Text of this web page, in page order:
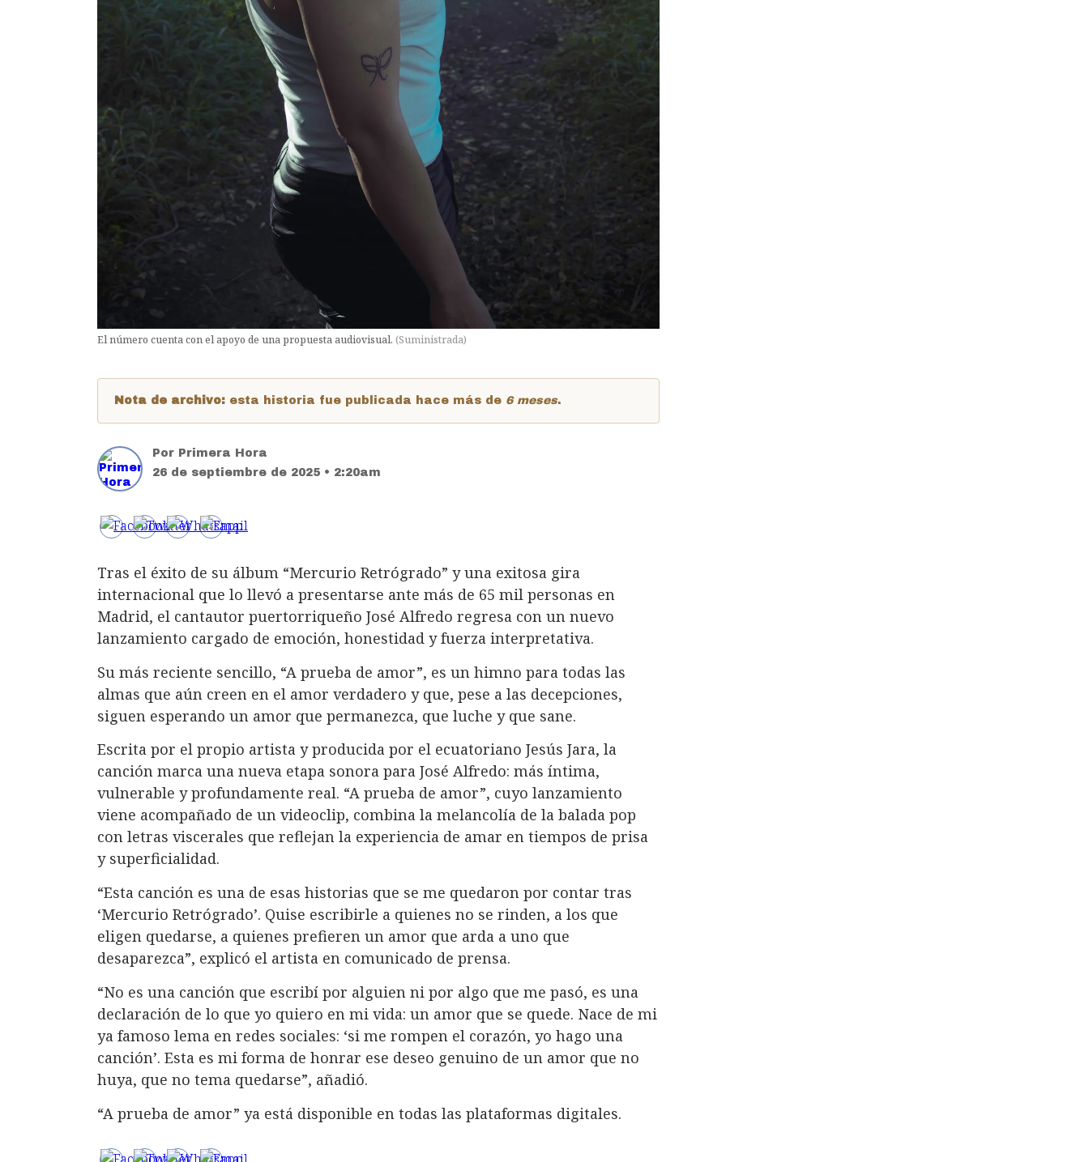
El número cuenta con el apoyo de una propuesta audiovisual. (Suministrada)
Nota de archivo: esta historia fue publicada hace más de 6 meses.
Por Primera Hora
26 de septiembre de 2025 • 2:20am
Tras el éxito de su álbum “Mercurio Retrógrado” y una exitosa gira
internacional que lo llevó a presentarse ante más de 65 mil personas en
Madrid, el cantautor puertorriqueño José Alfredo regresa con un nuevo
lanzamiento cargado de emoción, honestidad y fuerza interpretativa.
Su más reciente sencillo, “A prueba de amor”, es un himno para todas las
almas que aún creen en el amor verdadero y que, pese a las decepciones,
siguen esperando un amor que permanezca, que luche y que sane.
Escrita por el propio artista y producida por el ecuatoriano Jesús Jara, la
canción marca una nueva etapa sonora para José Alfredo: más íntima,
vulnerable y profundamente real. “A prueba de amor”, cuyo lanzamiento
viene acompañado de un videoclip, combina la melancolía de la balada pop
con letras viscerales que reflejan la experiencia de amar en tiempos de prisa
y superficialidad.
“Esta canción es una de esas historias que se me quedaron por contar tras
‘Mercurio Retrógrado’. Quise escribirle a quienes no se rinden, a los que
eligen quedarse, a quienes prefieren un amor que arda a uno que
desaparezca”, explicó el artista en comunicado de prensa.
“No es una canción que escribí por alguien ni por algo que me pasó, es una
declaración de lo que yo quiero en mi vida: un amor que se quede. Nace de mi
ya famoso lema en redes sociales: ‘si me rompen el corazón, yo hago una
canción’. Esta es mi forma de honrar ese deseo genuino de un amor que no
huya, que no tema quedarse”, añadió.
“A prueba de amor” ya está disponible en todas las plataformas digitales.